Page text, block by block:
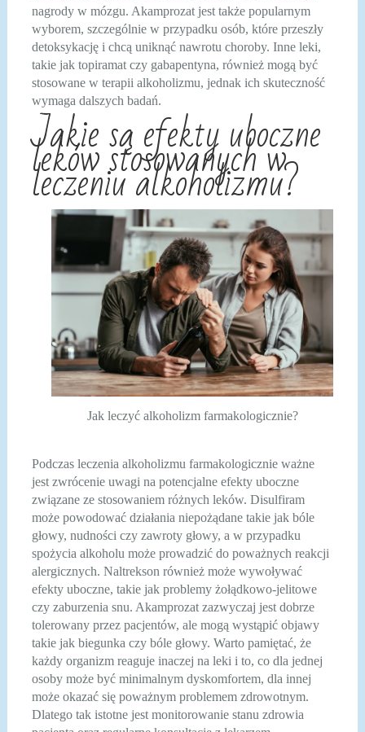
nagrody w mózgu. Akamprozat jest także popularnym
wyborem, szczególnie w przypadku osób, które przeszły
detoksykację i chcą uniknąć nawrotu choroby. Inne leki,
takie jak topiramat czy gabapentyna, również mogą być
stosowane w terapii alkoholizmu, jednak ich skuteczność
wymaga dalszych badań.
Jakie są efekty uboczne
leków stosowanych w
leczeniu alkoholizmu?
Jak leczyć alkoholizm farmakologicznie?
Podczas leczenia alkoholizmu farmakologicznie ważne
jest zwrócenie uwagi na potencjalne efekty uboczne
związane ze stosowaniem różnych leków. Disulfiram
może powodować działania niepożądane takie jak bóle
głowy, nudności czy zawroty głowy, a w przypadku
spożycia alkoholu może prowadzić do poważnych reakcji
alergicznych. Naltrekson również może wywoływać
efekty uboczne, takie jak problemy żołądkowo-jelitowe
czy zaburzenia snu. Akamprozat zazwyczaj jest dobrze
tolerowany przez pacjentów, ale mogą wystąpić objawy
takie jak biegunka czy bóle głowy. Warto pamiętać, że
każdy organizm reaguje inaczej na leki i to, co dla jednej
osoby może być minimalnym dyskomfortem, dla innej
może okazać się poważnym problemem zdrowotnym.
Dlatego tak istotne jest monitorowanie stanu zdrowia